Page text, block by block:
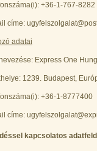
+36-1-767-8282
címe:
adatai
Express One
1239. Budapest,
+36-1-8777400
címe:
kapcsolatos